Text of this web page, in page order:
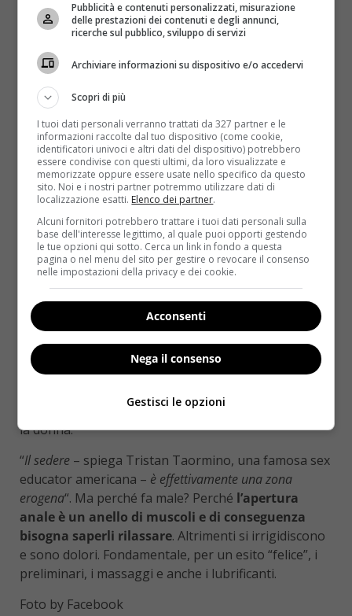
Forse oggi, rispetto a vent’anni fa– è la spiegazione di
Emmanuele A. Jannini, docente di Endocrinologia e
Sessuologia Medica all’Università Tor Vergata di
Roma –
abbiamo meno vergogna ad ammettere certe
cose. Comunque è innegabile che il sesso anale oggi sia
sdoganato, normalizzato. E il fatto che sia più
rappresentato nei media e nel porno può spingere le
persone che avevano dubbi a provarlo, a sperimentare
nuovi aspetti della propria sessualità“. Non sempre va
bene, però. La suddetta ricerca riporta infatti le
testimonianze di alcune ragazze che lamentano
soprattuttoil dolore sentito durante l’esperienza
Altra questione da considerare èla sensazione –
fortissima – di essere completamemnte dominate
dall’uomo. Ad alcune piace, altre lo trovano
umiliante e svilente. Tanto dipende dai gusti
personali e
dal livello d’intimità, confidenza e
fiducia fra le due parti. Una volta superata la
barriera e una volta acquisite le giuste conoscenze
per non sentire dolore, il sesso anale può davvero
l’uomo (questo è assodato da tempo) ma anche per
la donna.
“Il sedere – spiega Tristan Taormino, una famosa sex
educator americana – è effettivamente una zona
erogena“. Ma perché fa male? Perché l’apertura
anale è un anello di muscoli e di conseguenza
bisogna saperli rilassare. Altrimenti si irrigidiscono
e sono dolori. Fondamentale, per un esito “felice”, i
preliminari, i massaggi e anche i lubrificanti.
Foto by Facebook
Pubblicità e contenuti personalizzati, misurazione
delle prestazioni dei contenuti e degli annunci,
ricerche sul pubblico, sviluppo di servizi
Archiviare informazioni su dispositivo e/o accedervi
Scopri di più
I tuoi dati personali verranno trattati da 327 partner e le
informazioni raccolte dal tuo dispositivo (come cookie,
identificatori univoci e altri dati del dispositivo) potrebbero
essere condivise con questi ultimi, da loro visualizzate e
memorizzate oppure essere usate nello specifico da questo
sito. Noi e i nostri partner potremmo utilizzare dati di
localizzazione esatti. Elenco dei partner.
Alcuni fornitori potrebbero trattare i tuoi dati personali sulla
base dell'interesse legittimo, al quale puoi opporti gestendo
le tue opzioni qui sotto. Cerca un link in fondo a questa
pagina o nel menu del sito per gestire o revocare il consenso
nelle impostazioni della privacy e dei cookie.
Acconsenti
Nega il consenso
Gestisci le opzioni